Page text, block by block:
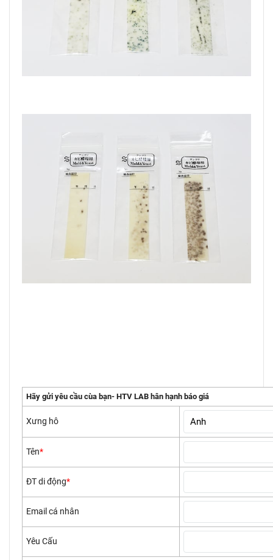
Hãy gửi yêu cầu cùa bạn- HTV LAB hân hạnh báo giá
Xưng hô
Tên*
ĐT di động*
Email cá nhân
Yêu Cấu